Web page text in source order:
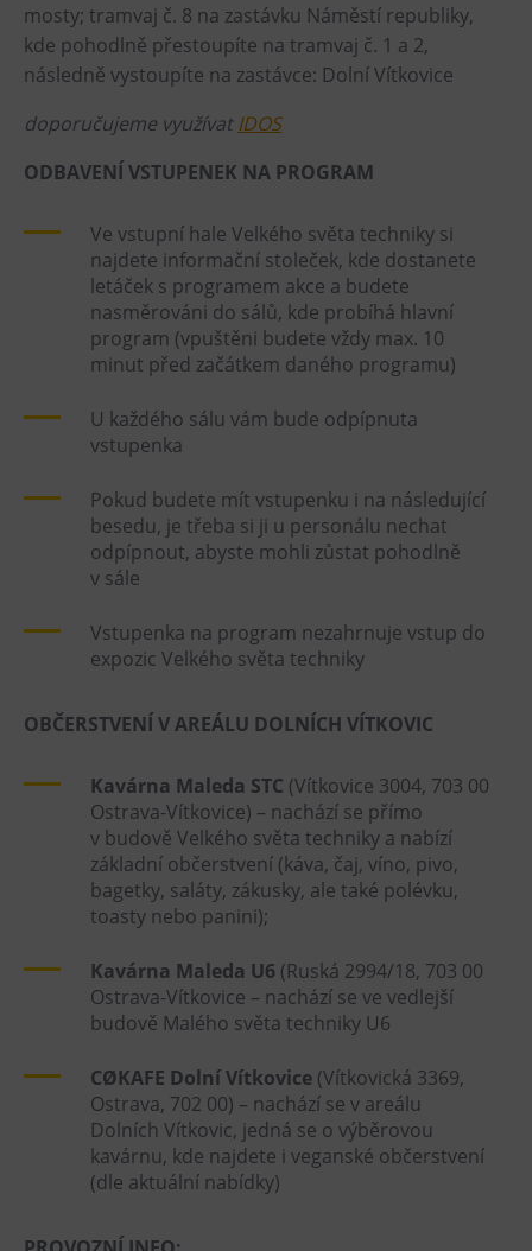
mosty; tramvaj č. 8 na zastávku Náměstí republiky,
kde pohodlně přestoupíte na tramvaj č. 1 a 2,
následně vystoupíte na zastávce: Dolní Vítkovice
doporučujeme využívat IDOS
ODBAVENÍ VSTUPENEK NA PROGRAM
Ve vstupní hale Velkého světa techniky si
najdete informační stoleček, kde dostanete
letáček s programem akce a budete
nasměrováni do sálů, kde probíhá hlavní
program (vpuštěni budete vždy max. 10
minut před začátkem daného programu)
U každého sálu vám bude odpípnuta
vstupenka
Pokud budete mít vstupenku i na následující
besedu, je třeba si ji u personálu nechat
odpípnout, abyste mohli zůstat pohodlně
v sále
Vstupenka na program nezahrnuje vstup do
expozic Velkého světa techniky
OBČERSTVENÍ V AREÁLU DOLNÍCH VÍTKOVIC
Kavárna Maleda STC (Vítkovice 3004, 703 00
Ostrava-Vítkovice) – nachází se přímo
v budově Velkého světa techniky a nabízí
základní občerstvení (káva, čaj, víno, pivo,
bagetky, saláty, zákusky, ale také polévku,
toasty nebo panini);
Kavárna Maleda U6 (Ruská 2994/18, 703 00
Ostrava-Vítkovice – nachází se ve vedlejší
budově Malého světa techniky U6
CØKAFE Dolní Vítkovice (Vítkovická 3369,
Ostrava, 702 00) – nachází se v areálu
Dolních Vítkovic, jedná se o výběrovou
kavárnu, kde najdete i veganské občerstvení
(dle aktuální nabídky)